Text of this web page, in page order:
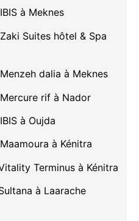
à Meknes
Suites hôtel & Spa
dalia à Meknes
rif à Nador
à Oujda
à Kénitra
Terminus à Kénitra
à Laarache